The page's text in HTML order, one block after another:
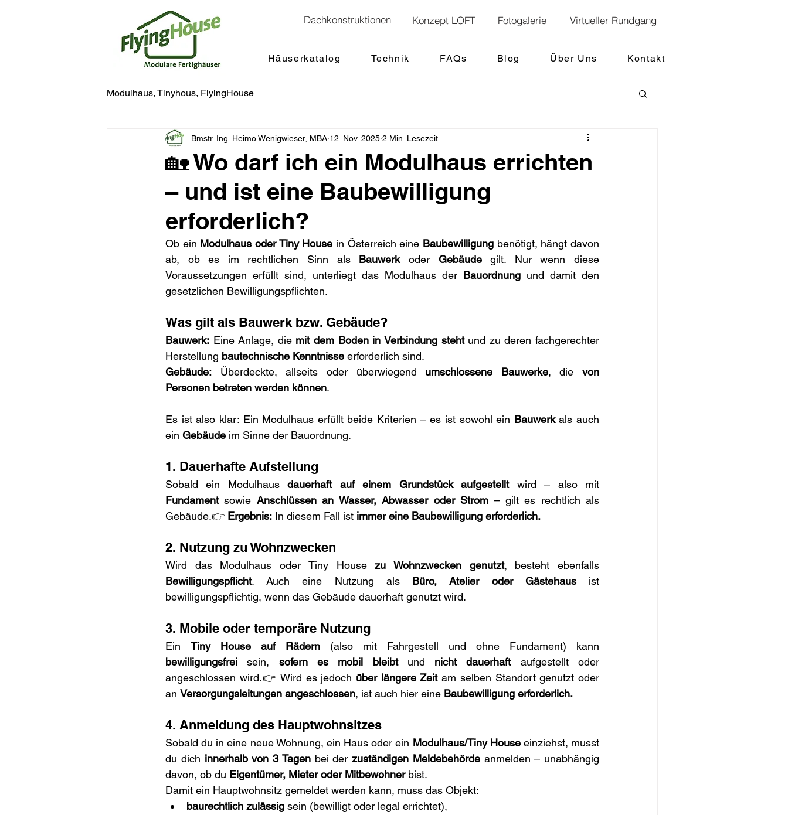
Dachkonstruktionen Konzept LOFT Fotogalerie Virtueller Rundgang
Häuserkatalog Technik FAQs Blog Über Uns Kontakt
Modulhaus, Tinyhous, FlyingHouse
🏡 Wo darf ich ein Modulhaus errichten
– und ist eine Baubewilligung
erforderlich?
Bmstr. Ing. Heimo Wenigwieser, MBA 12. Nov. 2025 2 Min. Lesezeit
Ob ein Modulhaus oder Tiny House in Österreich eine Baubewilligung benötigt, hängt davon
ab, ob es im rechtlichen Sinn als Bauwerk oder Gebäude gilt. Nur wenn diese
Voraussetzungen erfüllt sind, unterliegt das Modulhaus der Bauordnung und damit den
gesetzlichen Bewilligungspflichten.
Was gilt als Bauwerk bzw. Gebäude?
Bauwerk: Eine Anlage, die mit dem Boden in Verbindung steht und zu deren fachgerechter
Herstellung bautechnische Kenntnisse erforderlich sind.
Gebäude: Überdeckte, allseits oder überwiegend umschlossene Bauwerke, die von
Personen betreten werden können.
Es ist also klar: Ein Modulhaus erfüllt beide Kriterien – es ist sowohl ein Bauwerk als auch
ein Gebäude im Sinne der Bauordnung.
1. Dauerhafte Aufstellung
Sobald ein Modulhaus dauerhaft auf einem Grundstück aufgestellt
Fundament sowie Anschlüssen an Wasser, Abwasser oder Strom – gilt es rechtlich als
Gebäude.👉 Ergebnis: In diesem Fall ist immer eine Baubewilligung erforderlich.
2. Nutzung zu Wohnzwecken
Wird das Modulhaus oder Tiny House zu Wohnzwecken genutzt
Bewilligungspflicht. Auch eine Nutzung als Büro, Atelier oder Gästehaus ist
bewilligungspflichtig, wenn das Gebäude dauerhaft genutzt wird.
3. Mobile oder temporäre Nutzung
Ein Tiny House auf Rädern
bewilligungsfrei sein, sofern es mobil bleibt und nicht dauerhaft aufgestellt oder
angeschlossen wird.👉 Wird es jedoch über längere Zeit am selben Standort genutzt oder
an Versorgungsleitungen angeschlossen, ist auch hier eine Baubewilligung erforderlich.
4. Anmeldung des Hauptwohnsitzes
Sobald du in eine neue Wohnung, ein Haus oder ein Modulhaus/Tiny House einziehst, musst
du dich innerhalb von 3 Tagen bei der zuständigen Meldebehörde anmelden – unabhängig
davon, ob du Eigentümer, Mieter oder Mitbewohner bist.
Damit ein Hauptwohnsitz gemeldet werden kann, muss das Objekt:
baurechtlich zulässig sein (bewilligt oder legal errichtet),